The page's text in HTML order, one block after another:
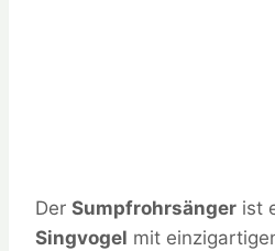
Der Sumpfrohrsänger ist
Singvogel mit